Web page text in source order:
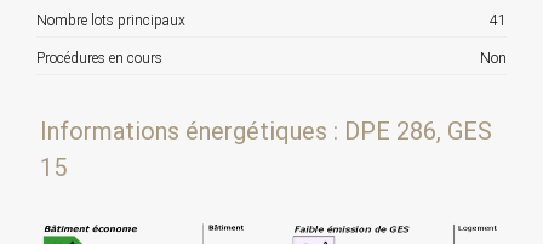
Nombre lots principaux 41
Procédures en cours Non
Informations énergétiques : DPE 286, GES
15